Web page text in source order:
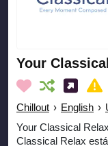
Your
Chillout › English ›
Your Classical
Classical Relax